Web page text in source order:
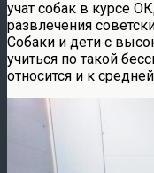
учат собак в курсе
развлечения
Собаки и дети с
учиться по такой
относится и к